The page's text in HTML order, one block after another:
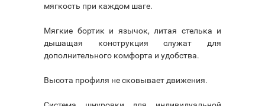
мягкость при каждом шаге.
Мягкие бортик и язычок, литая стелька и
дышащая конструкция служат для
дополнительного комфорта и удобства.
Высота профиля не сковывает движения.